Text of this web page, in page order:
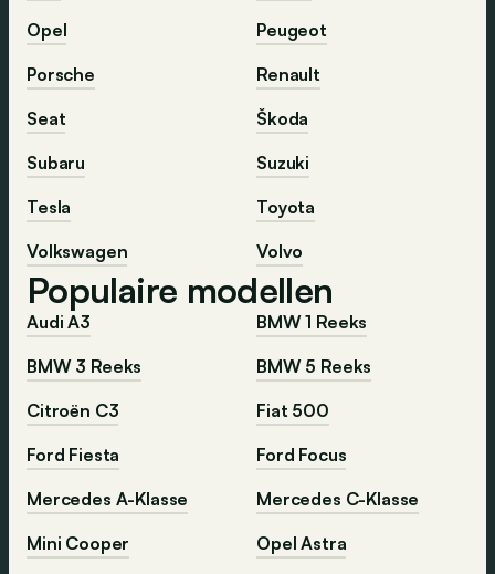
Opel
Peugeot
Porsche
Renault
Seat
Škoda
Subaru
Suzuki
Tesla
Toyota
Volkswagen
Volvo
Populaire modellen
Audi A3
BMW 1 Reeks
BMW 3 Reeks
BMW 5 Reeks
Citroën C3
Fiat 500
Ford Fiesta
Ford Focus
Mercedes A-Klasse
Mercedes C-Klasse
Mini Cooper
Opel Astra